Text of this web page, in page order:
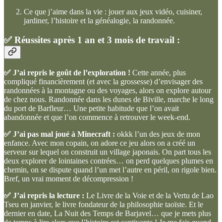
Ce que j’aime dans la vie : jouer aux jeux vidéo, cuisiner,
jardiner, l’histoire et la généalogie, la randonnée.
✅Réussites après 1 an et 3 mois de travail :
✅ J’ai repris le goût de l’exploration ! Cette année, plus
compliqué financièrement (et avec la grossesse) d’envisager des
randonnées à la montagne ou des voyages, alors on explore autour
de chez nous. Randonnée dans les dunes de Biville, marche le long
du port de Barfleur… Une petite habitude que l’on avait
abandonnée et que l’on commence à retrouver le week-end.
✅ J’ai pas mal joué à Minecraft : okkk l’un des jeux de mon
enfance. Avec mon copain, on adore ce jeu alors on a créé un
serveur sur lequel on construit un village japonais. On part tous les
deux explorer de lointaines contrées… on perd quelques plumes en
chemin, on se dispute quand l’un met l’autre en péril, on rigole bien.
Bref, un vrai moment de décompression !
✅ J’ai repris la lecture : Le Livre de la Voie et de la Vertu de Lao
Tseu en janvier, le livre fondateur de la philosophie taoïste. Et le
dernier en date, La Nuit des Temps de Barjavel… que je mets plus